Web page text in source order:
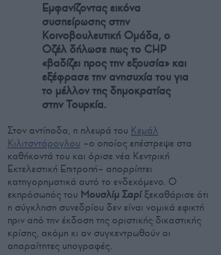
Εμφανίζοντας εικόνα
συσπείρωσης στην
Κοινοβουλευτική Ομάδα, ο
Οζέλ δήλωσε πως το CHP
«βαδίζει προς την εξουσία» και
εξέφρασε την ανησυχία του για
το μέλλον της δημοκρατίας
στην Τουρκία.
Στον αντίποδα, η πλευρά του Κεμάλ
Κιλιτσντάρογλου –ο οποίος επέστρεψε στα
καθήκοντά του και όρισε νέα Κεντρική
Εκτελεστική Επιτροπή– απορρίπτει
κατηγορηματικά αυτό το ενδεχόμενο. Ο
εκπρόσωπός του Μουσλίμ Σαρίξεκαθάρισε ότι
η σύγκληση συνεδρίου δεν είναι νομικά εφικτή
πριν από την έκδοση της οριστικής δικαστικής
κρίσης, ακόμη κι αν συγκεντρωθούν οι
απαραίτητες υπογραφές.